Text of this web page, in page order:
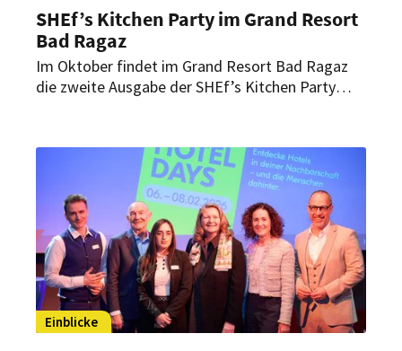
SHEf’s Kitchen Party im Grand Resort
Bad Ragaz
Im Oktober findet im Grand Resort Bad Ragaz
die zweite Ausgabe der SHEf’s Kitchen Party
Patissières und Winzerinnen der Schweiz
Einblicke